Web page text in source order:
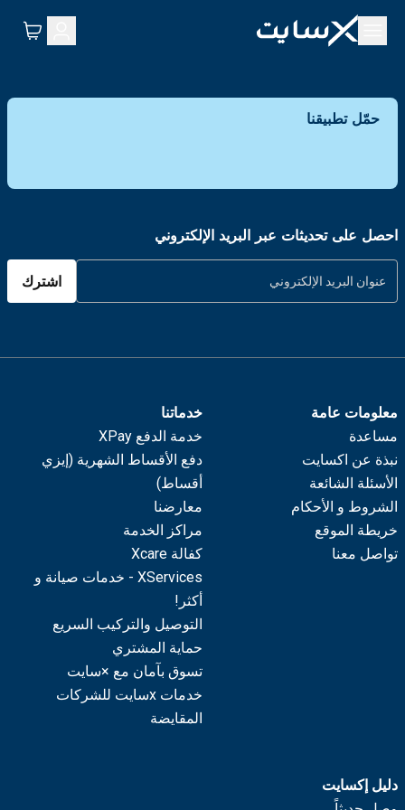
حمّل تطبيقنا
احصل على تحديثات عبر البريد الإلكتروني
اشترك
معلومات عامة
مساعدة
نبذة عن اكسايت
الأسئلة الشائعة
الشروط و الأحكام
خريطة الموقع
تواصل معنا
خدماتنا
خدمة الدفع XPay
دفع الأقساط الشهرية (إيزي
أقساط)
معارضنا
مراكز الخدمة
كفالة Xcare
XServices - خدمات صيانة و
أكثر!
التوصيل والتركيب السريع
حماية المشتري
تسوق بآمان مع ×سايت
خدمات xسايت للشركات
المقايضة
دليل إكسايت